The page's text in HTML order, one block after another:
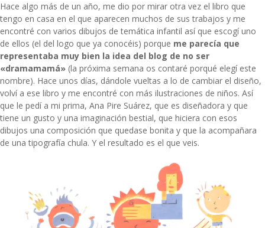
Hace algo más de un año, me dio por mirar otra vez el libro que
tengo en casa en el que aparecen muchos de sus trabajos y me
encontré con varios dibujos de temática infantil así que escogí uno
de ellos (el del logo que ya conocéis) porque me parecía que
representaba muy bien la idea del blog de no ser
«dramamamá» (la próxima semana os contaré porqué elegí este
nombre). Hace unos días, dándole vueltas a lo de cambiar el diseño,
volví a ese libro y me encontré con más ilustraciones de niños. Así
que le pedí a mi prima, Ana Pire Suárez, que es diseñadora y que
tiene un gusto y una imaginación bestial, que hiciera con esos
dibujos una composición que quedase bonita y que la acompañara
de una tipografía chula. Y el resultado es el que veis.